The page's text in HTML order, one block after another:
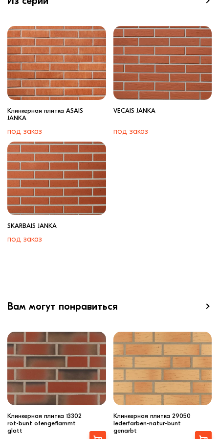
Клинкерная плитка ASAIS
JANKA
под заказ
VECAIS JANKA
под заказ
SKARBAIS JANKA
под заказ
Вам могут понравиться
Клинкерная плитка 13302
rot-bunt ofengeflammt
glatt
Клинкерная плитка 29050
lederfarben-natur-bunt
genarbt